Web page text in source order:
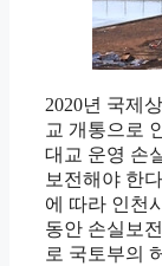
2020년 국제
교 개통으로
대교 운영 손
보전해야 한
에 따라 인천
동안 손실보
로 국토부의